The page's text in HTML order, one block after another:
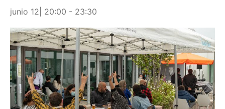
junio 12| 20:00 - 23:30